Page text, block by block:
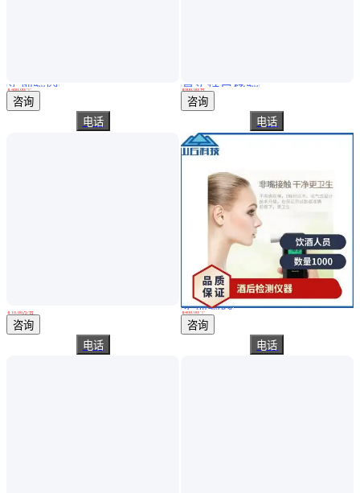
山丘TH-01型酒精检测仪 吹气式OLED显示手动吸气
实地验商
￥480.00/个
北京
咨询
电话
￥ 18.88万/台
山东青岛
咨询
电话
WFAT-105电筒式酒精测试仪 指挥棒式酒精检测仪
真实性已核验
￥900.00/台
山东潍坊
咨询
电话
山丘品牌吹气式酒精检测仪 连续测量8小时以上 OLED显示
实地验商
￥480.00/个
北京
咨询
电话